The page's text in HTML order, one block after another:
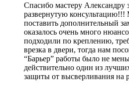
Спасибо мастеру Александру
развернутую
поставить дополнительный
оказалось очень много
подходили по креплению,
врезка в двери, тогда нам
“Барьер” работы было не
действительно один из
защиты от высверливания